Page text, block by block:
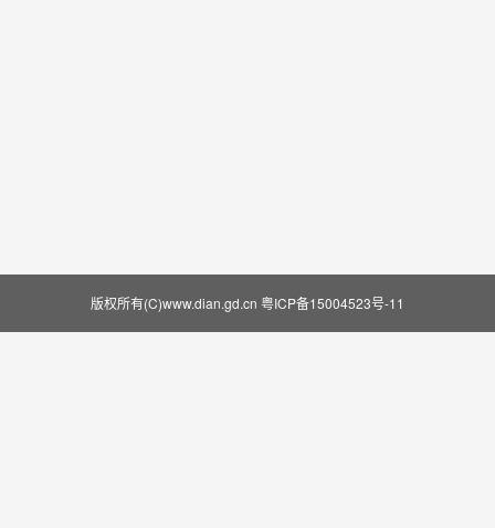
版权所有(C)www.dian.gd.cn 粤ICP备15004523号-11